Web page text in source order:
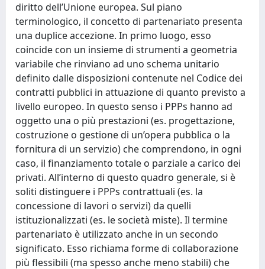
diritto dell’Unione europea. Sul piano
terminologico, il concetto di partenariato presenta
una duplice accezione. In primo luogo, esso
coincide con un insieme di strumenti a geometria
variabile che rinviano ad uno schema unitario
definito dalle disposizioni contenute nel Codice dei
contratti pubblici in attuazione di quanto previsto a
livello europeo. In questo senso i PPPs hanno ad
oggetto una o più prestazioni (es. progettazione,
costruzione o gestione di un’opera pubblica o la
fornitura di un servizio) che comprendono, in ogni
caso, il finanziamento totale o parziale a carico dei
privati. All’interno di questo quadro generale, si è
soliti distinguere i PPPs contrattuali (es. la
concessione di lavori o servizi) da quelli
istituzionalizzati (es. le società miste). Il termine
partenariato è utilizzato anche in un secondo
significato. Esso richiama forme di collaborazione
più flessibili (ma spesso anche meno stabili) che